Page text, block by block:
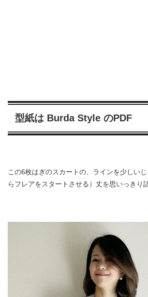
型紙は Burda Style のPDF
この6枚はぎのスカートの、ラインを少しい
らフレアをスタートさせる）丈を思いっきり